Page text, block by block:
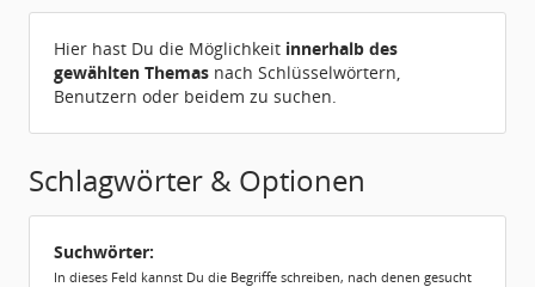
Hier hast Du die Möglichkeit innerhalb des
gewählten Themas nach Schlüsselwörtern,
Benutzern oder beidem zu suchen.
Schlagwörter & Optionen
Suchwörter:
In dieses Feld kannst Du die Begriffe schreiben, nach denen gesucht